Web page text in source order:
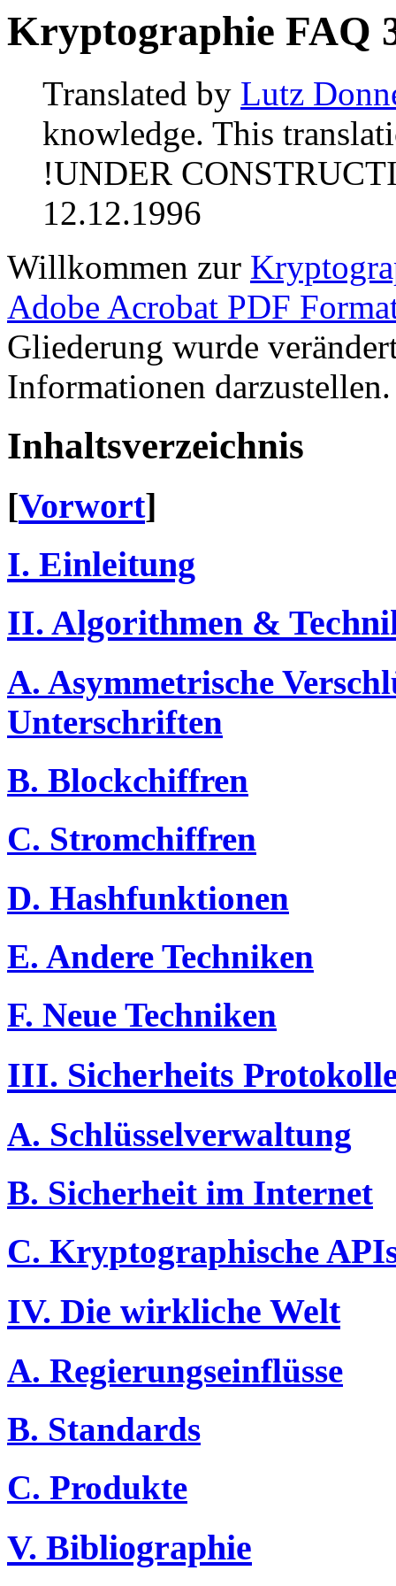
Kryptographie FAQ
Translated by Lutz
knowledge. This
!UNDER
12.12.1996
Willkommen zur
Adobe Acrobat PDF
Gliederung wurde
Informationen darzustellen.
Inhaltsverzeichnis
[Vorwort]
I. Einleitung
II. Algorithmen &
A. Asymmetrische
Unterschriften
B. Blockchiffren
C. Stromchiffren
D. Hashfunktionen
E. Andere Techniken
F. Neue Techniken
III. Sicherheits
A. Schlüsselverwaltung
B. Sicherheit im Internet
C. Kryptographische
IV. Die wirkliche Welt
A. Regierungseinflüsse
B. Standards
C. Produkte
V. Bibliographie